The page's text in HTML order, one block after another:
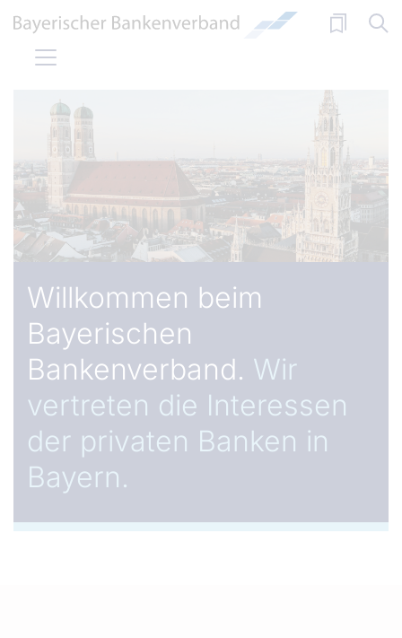
Direkt zum Inhalt
Willkommen beim
Bayerischen
Bankenverband. Wir
vertreten die Interessen
der privaten Banken in
Bayern.